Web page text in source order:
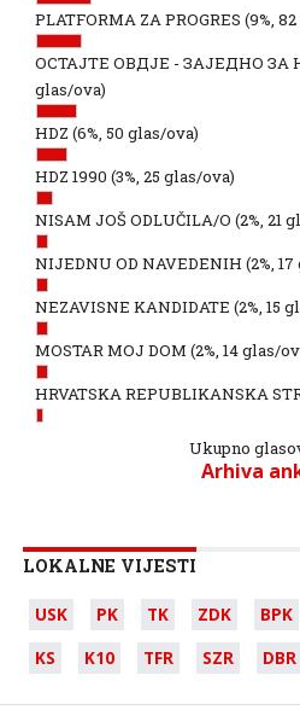
PLATFORMA ZA PROGRES (9%,
ОСТАЈТЕ ОВДЈЕ - ЗАЈЕДНО
glas/ova)
HDZ (6%, 50 glas/ova)
HDZ 1990 (3%, 25 glas/ova)
NISAM JOŠ ODLUČILA/O (2%, 21
NIJEDNU OD NAVEDENIH (2%,
NEZAVISNE KANDIDATE (2%, 15
MOSTAR MOJ DOM (2%, 14 glas/
HRVATSKA REPUBLIKANSKA
Ukupno
Arhiva
LOKALNE VIJESTI
USK PK TK ZDK BPK
KS
K10 TFR SZR DBR